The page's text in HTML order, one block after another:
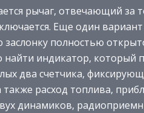
рычаг, отвечающий за
Еще один
заслонку полностью
индикатор, который
два счетчика,
также расход топлива,
динамиков,